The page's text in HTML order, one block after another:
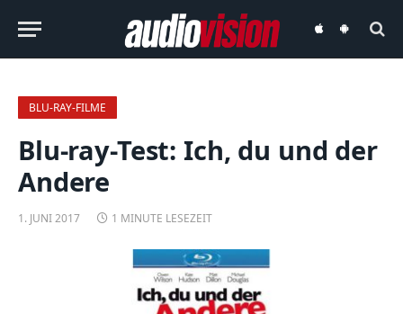
audiovisionaudiovision
BLU-RAY-FILME
Blu-ray-Test: Ich, du und der
Andere
1. JUNI 2017 1 MINUTE LESEZEIT